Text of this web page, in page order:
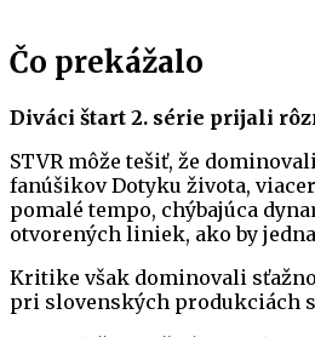
Čo prekážalo
Diváci štart 2. série prijali
STVR môže tešiť, že
fanúšikov Dotyku života,
pomalé tempo, chýbajúca
otvorených liniek, ako by
Kritike však dominovali
pri slovenských produkciách